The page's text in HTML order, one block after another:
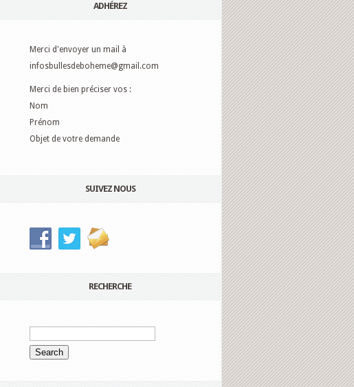
ADHÉREZ
Merci d'envoyer un mail à
infosbullesdeboheme@gmail.com
Merci de bien préciser vos :
Nom
Prénom
Objet de votre demande
SUIVEZ NOUS
RECHERCHE